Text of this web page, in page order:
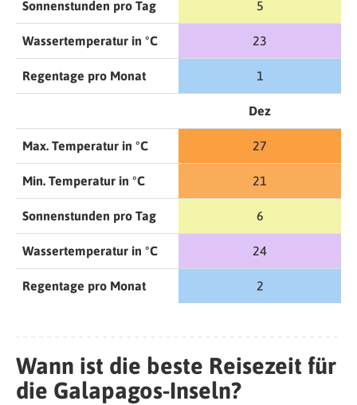
Sonnenstunden pro Tag 5
Wassertemperatur in °C 23
Regentage pro Monat 1
Dez
Max. Temperatur in °C 27
Min. Temperatur in °C 21
Sonnenstunden pro Tag 6
Wassertemperatur in °C 24
Regentage pro Monat 2
Wann ist die beste Reisezeit für
die Galapagos-Inseln?